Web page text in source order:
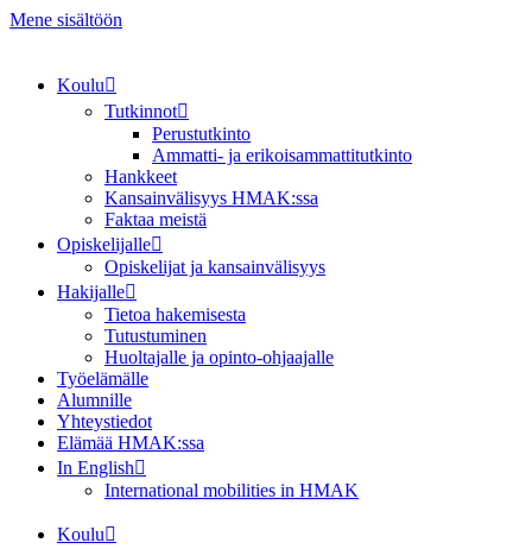
Mene sisältöön
Koulu
Tutkinnot
Perustutkinto
Ammatti- ja erikoisammattitutkinto
Hankkeet
Kansainvälisyys HMAK:ssa
Faktaa meistä
Opiskelijalle
Opiskelijat ja kansainvälisyys
Hakijalle
Tietoa hakemisesta
Tutustuminen
Huoltajalle ja opinto-ohjaajalle
Työelämälle
Alumnille
Yhteystiedot
Elämää HMAK:ssa
In English
International mobilities in HMAK
Koulu